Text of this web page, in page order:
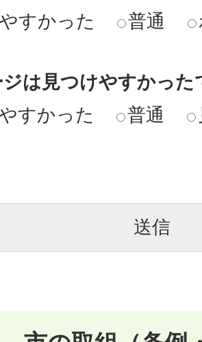
すかった
普通
は見つけやすかった
すかった
普通